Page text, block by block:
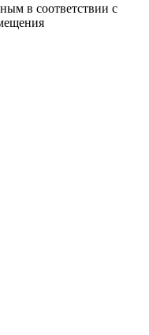
в соответствии с